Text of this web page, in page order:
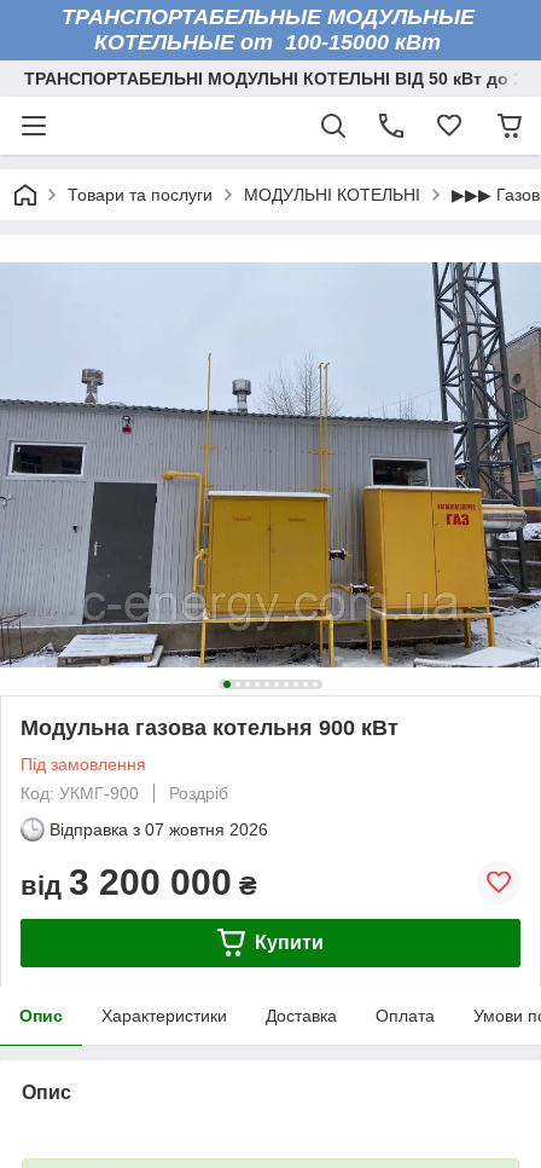
ТРАНСПОРТАБЕЛЬНЫЕ МОДУЛЬНЫЕ
КОТЕЛЬНЫЕ от 100-15000 кВт
ТРАНСПОРТАБЕЛЬНІ МОДУЛЬНІ КОТЕЛЬНІ ВІД 50 кВт до
Товари та послуги МОДУЛЬНІ КОТЕЛЬНІ ▶▶▶
Модульна газова котельня 900 кВт
Під замовлення
Код: УКМГ-900
Роздріб
Відправка з 07 жовтня 2026
від 3 200 000 ₴
Купити
Опис Характеристики Доставка Оплата Умови
Опис